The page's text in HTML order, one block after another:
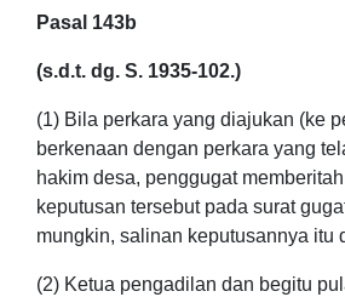
Pasal 143b
(s.d.t. dg. S. 1935-102.)
(1) Bila perkara yang diajukan (ke
berkenaan dengan perkara yang
hakim desa, penggugat
keputusan tersebut pada surat
mungkin, salinan keputusannya itu
(2) Ketua pengadilan dan begitu